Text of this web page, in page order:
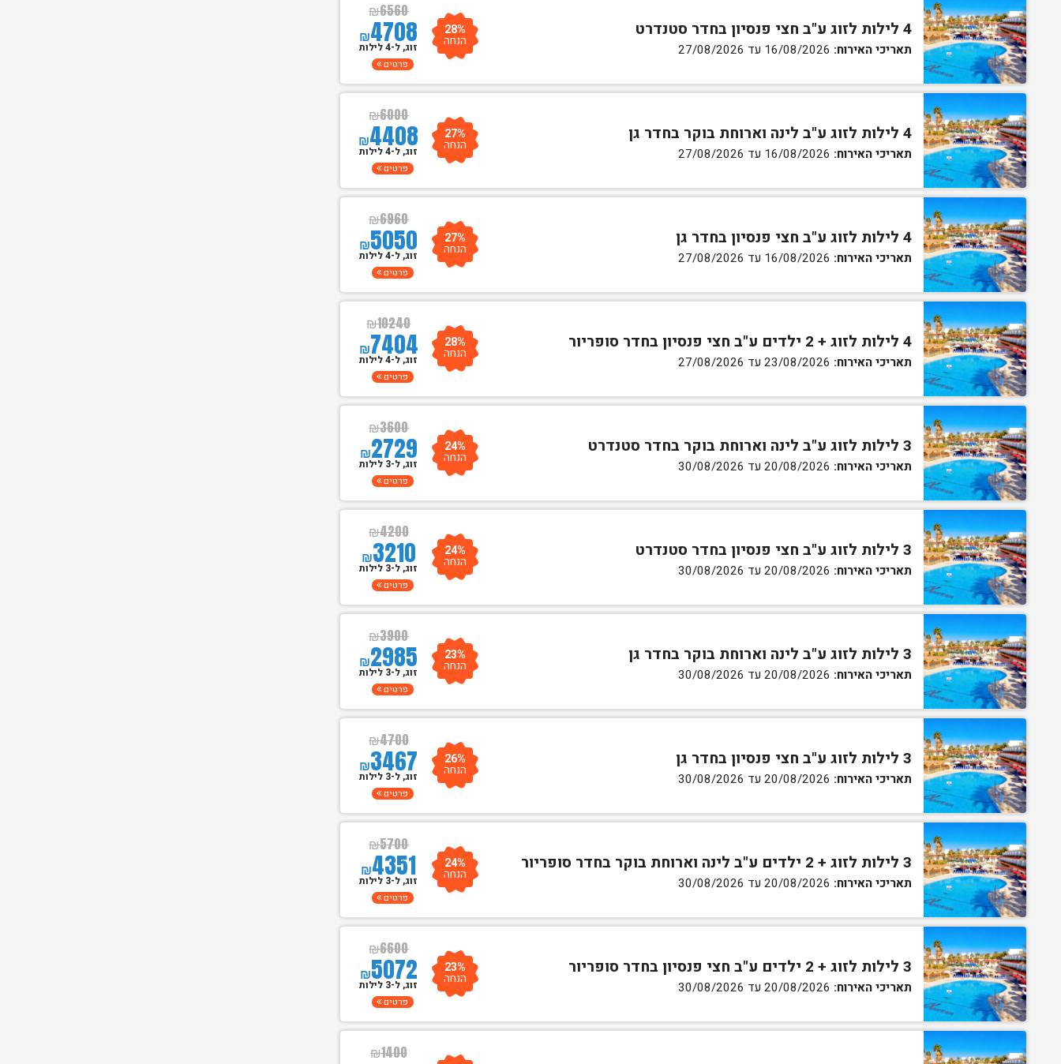
4 לילות לזוג ע"ב חצי פנסיון בחדר סטנדרט
תאריכי האירוח:
₪6560
₪4708 28%
הנחה זוג, ל-4 לילות
פרטים
4 לילות לזוג ע"ב לינה וארוחת בוקר בחדר גן
תאריכי האירוח:
₪6000
₪4408 27%
הנחה זוג, ל-4 לילות
פרטים
4 לילות לזוג ע"ב חצי פנסיון בחדר גן
תאריכי האירוח:
₪6960
₪5050 27%
הנחה זוג, ל-4 לילות
פרטים
4 לילות לזוג + 2 ילדים ע"ב חצי פנסיון בחדר סופריור
תאריכי האירוח:
₪10240
₪7404 28%
הנחה זוג, ל-4 לילות
פרטים
3 לילות לזוג ע"ב לינה וארוחת בוקר בחדר סטנדרט
תאריכי האירוח:
₪3600
₪2729 24%
הנחה זוג, ל-3 לילות
פרטים
3 לילות לזוג ע"ב חצי פנסיון בחדר סטנדרט
תאריכי האירוח:
₪4200
₪3210 24%
הנחה זוג, ל-3 לילות
פרטים
3 לילות לזוג ע"ב לינה וארוחת בוקר בחדר גן
תאריכי האירוח:
₪3900
₪2985 23%
הנחה זוג, ל-3 לילות
פרטים
3 לילות לזוג ע"ב חצי פנסיון בחדר גן
תאריכי האירוח:
₪4700
₪3467 26%
הנחה זוג, ל-3 לילות
פרטים
3 לילות לזוג + 2 ילדים ע"ב לינה וארוחת בוקר בחדר סופריור
תאריכי האירוח:
₪5700
₪4351 24%
הנחה זוג, ל-3 לילות
פרטים
3 לילות לזוג + 2 ילדים ע"ב חצי פנסיון בחדר סופריור
תאריכי האירוח:
₪6600
₪5072 23%
הנחה זוג, ל-3 לילות
פרטים
₪1400